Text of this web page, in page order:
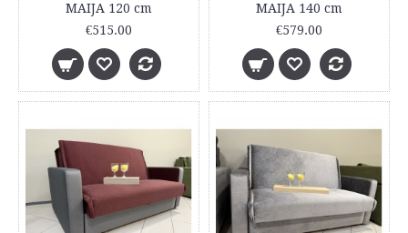
MAIJA 120 cm
€515.00
MAIJA 140 cm
€579.00